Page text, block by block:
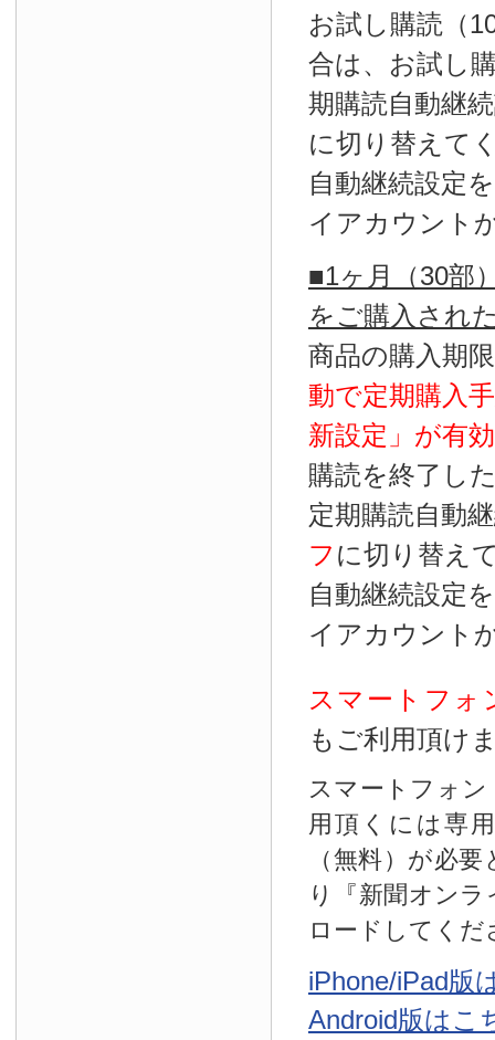
お試し購読（
合は、お試し
期購読自動継
に切り替えて
自動継続設定
イアカウント
■1ヶ月（30部
をご購入され
商品の購入期
動で定期購入
新設定」が有効
購読を終了し
定期購読自動
フ に切り替え
自動継続設定
イアカウント
スマートフォ
もご利用頂け
スマートフォ
用頂くには専
（無料）が必
り『新聞オン
ロードしてくだ
iPhone/iPad版
Android版はこ